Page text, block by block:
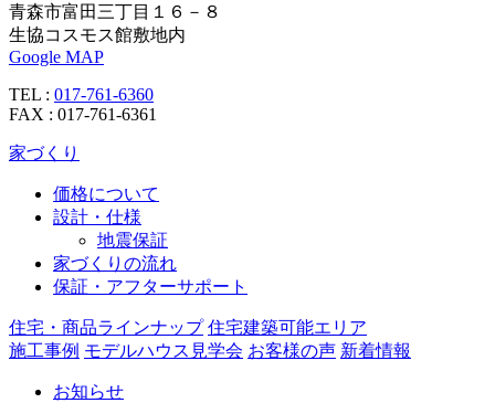
青森市富田三丁目１６－８
生協コスモス館敷地内
Google MAP
TEL : 017-761-6360
FAX : 017-761-6361
家づくり
価格について
設計・仕様
地震保証
家づくりの流れ
保証・アフターサポート
住宅・商品ラインナップ 住宅建築可能エリア
施工事例 モデルハウス見学会 お客様の声 新着情報
お知らせ